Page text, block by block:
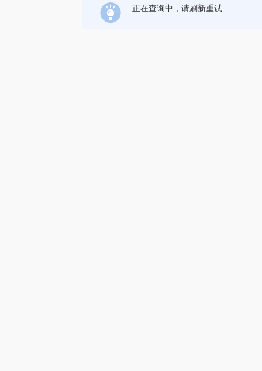
正在查询中，请刷新重试